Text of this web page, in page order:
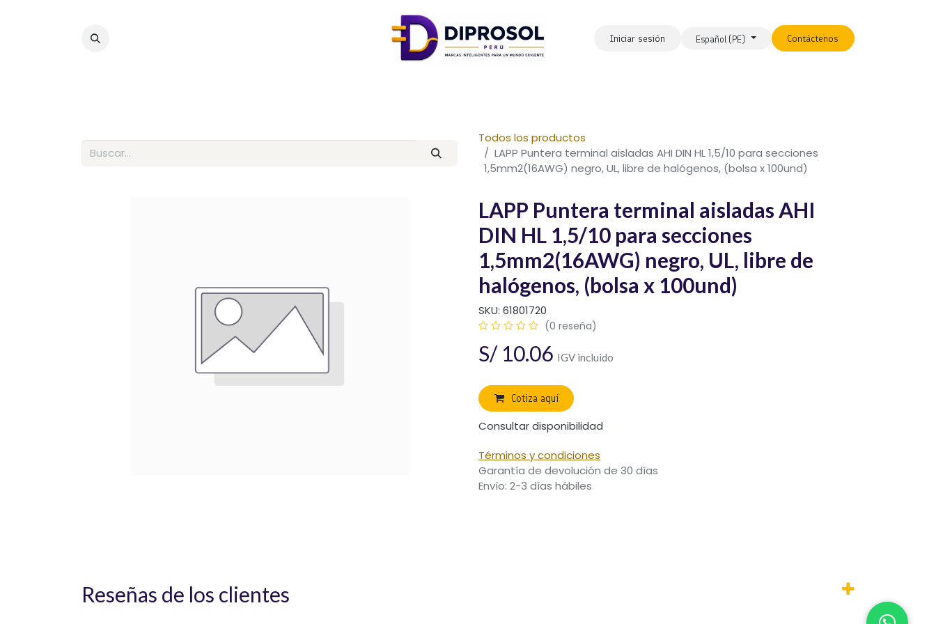
Iniciar sesión Español (PE) Contáctenos
Todos los productos
LAPP Puntera terminal aisladas AHI DIN HL 1,5/10 para secciones
1,5mm2(16AWG) negro, UL, libre de halógenos, (bolsa x 100und)
LAPP Puntera terminal aisladas AHI
DIN HL 1,5/10 para secciones
1,5mm2(16AWG) negro, UL, libre de
halógenos, (bolsa x 100und)
SKU: 61801720
(0 reseña)
S/ 10.06 IGV incluido
Cotiza aquí
Consultar disponibilidad
Términos y condiciones
Garantía de devolución de 30 días
Envío: 2-3 días hábiles
Reseñas de los clientes